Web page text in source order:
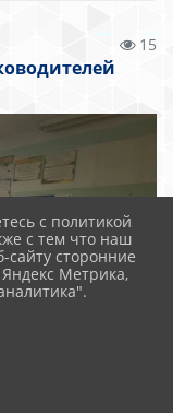
15
с политикой
с тем что наш
сайту сторонние
Метрика,